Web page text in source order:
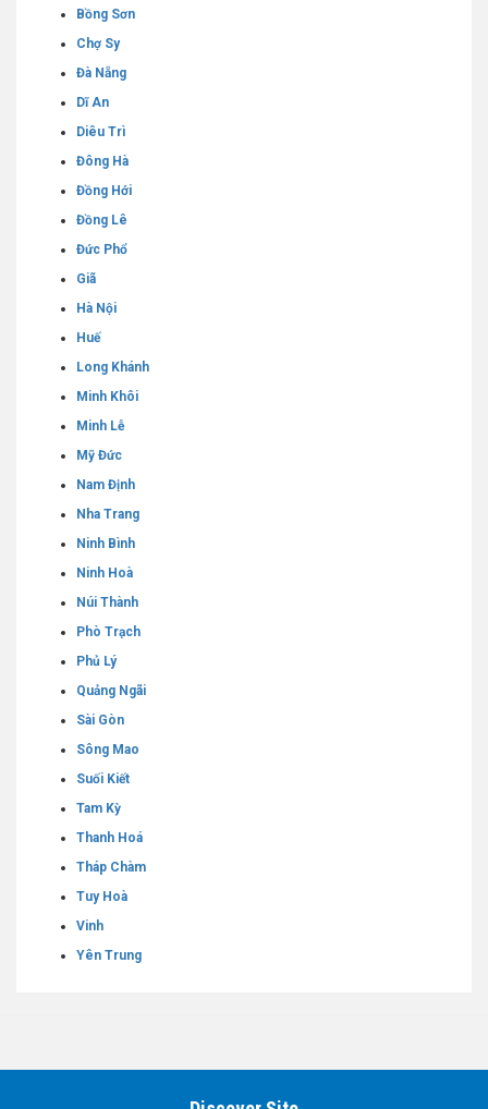
Bồng Sơn
Chợ Sy
Đà Nẵng
Dĩ An
Diêu Trì
Đông Hà
Đồng Hới
Đồng Lê
Đức Phổ
Giã
Hà Nội
Huế
Long Khánh
Minh Khôi
Minh Lễ
Mỹ Đức
Nam Định
Nha Trang
Ninh Bình
Ninh Hoà
Núi Thành
Phò Trạch
Phủ Lý
Quảng Ngãi
Sài Gòn
Sông Mao
Suối Kiết
Tam Kỳ
Thanh Hoá
Tháp Chàm
Tuy Hoà
Vinh
Yên Trung